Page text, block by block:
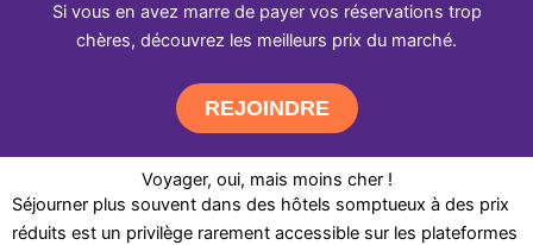
Si vous en avez marre de payer vos réservations trop
chères, découvrez les meilleurs prix du marché.
REJOINDRE
Voyager, oui, mais moins cher !
Séjourner plus souvent dans des hôtels somptueux à des prix
réduits est un privilège rarement accessible sur les plateformes